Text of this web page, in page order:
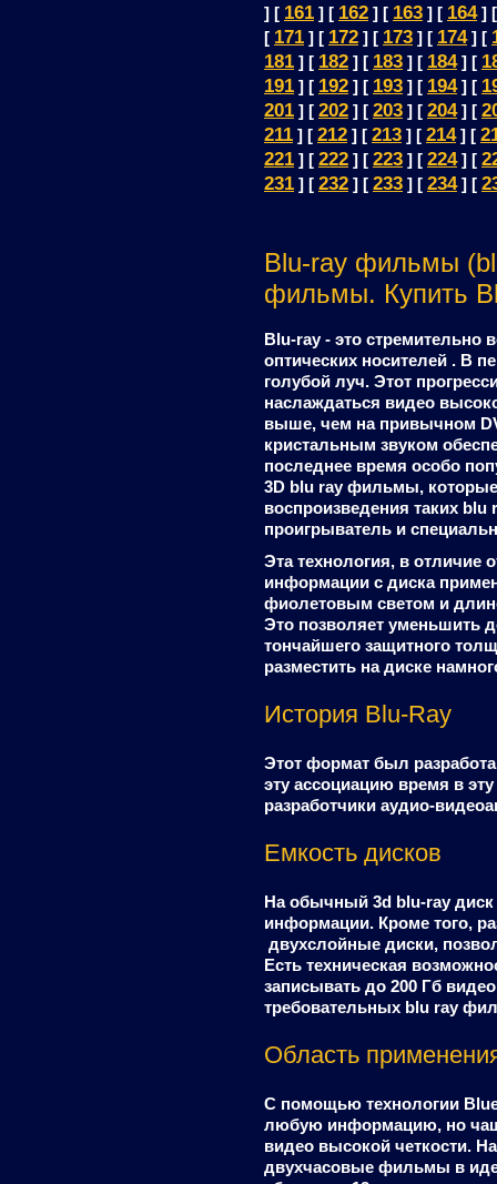
] [ 161 ] [ 162 ] [ 163 ] [ 164]
[ 171 ] [ 172 ] [ 173 ] [ 174] [
181 ] [ 182 ] [ 183 ] [ 184] [
191 ] [ 192 ] [ 193 ] [ 194] [
201 ] [ 202 ] [ 203 ] [ 204] [
211 ] [ 212 ] [ 213 ] [ 214] [
221 ] [ 222 ] [ 223 ] [ 224] [
231 ] [ 232 ] [ 233 ] [ 234] [
Blu-ray фильмы
фильмы. Купить
Blu-ray - это
оптических носителей . В
голубой луч. Этот
наслаждаться видео
выше, чем на привычном
кристальным звуком
последнее время особо
3D blu ray фильмы,
воспроизведения таких
проигрыватель и
Эта технология, в отличие
информации с диска
фиолетовым светом и
Это позволяет уменьшить
тончайшего защитного
разместить на диске
История Blu-Ray
Этот формат был
эту ассоциацию время в
разработчики аудио-
Емкость дисков
На обычный 3d blu-ray
информации. Кроме того,
двухслойные диски,
Есть техническая
записывать до 200 Гб
требовательных blu ray
Область
С помощью технологии
любую информацию, но
видео высокой четкости.
двухчасовые фильмы в